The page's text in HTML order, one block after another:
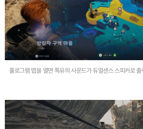
홀로그램 맵을 열면 특유의 사운드가 듀얼센스 스피커로